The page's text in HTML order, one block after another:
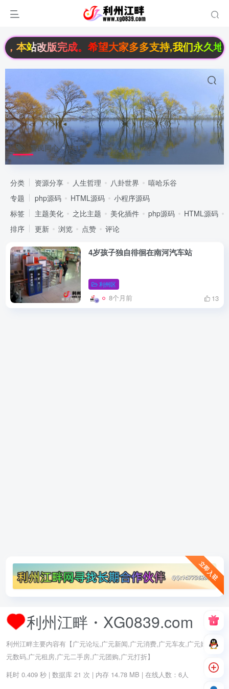
本站改版完成。希望大家多多支持,我们永久地
警民同心 共1篇
分类 资源分享 人生哲理 八卦世界
嘻哈乐谷
专题
php源码 HTML源码
小程序源码
标签
主题美化 之比主题 美化插件 php源码 HTML源码
排序
更新 浏览 点赞 评论
4岁孩子独自徘徊在南河汽车站
利州区
8个月前 13
立即入驻
利州江畔・XG0839.com
利州江畔主要内容有【广元论坛,广元新闻,广元消费,广元车友,广元婚嫁,广
元数码,广元租房,广元二手房,广元团购,广元打折】
耗时 0.409 秒 | 数据库 21 次 | 内存 14.78 MB | 在线人数：6人